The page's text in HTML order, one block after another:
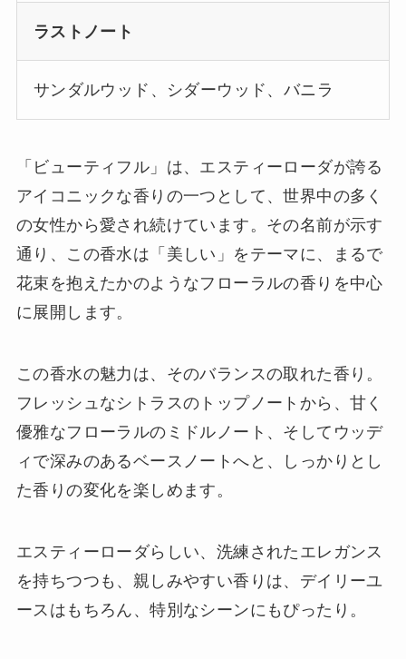
ラストノート
サンダルウッド、シダーウッド、バニラ
「ビューティフル」は、エスティーローダが誇る
アイコニックな香りの一つとして、世界中の多く
の女性から愛され続けています。その名前が示す
通り、この香水は「美しい」をテーマに、まるで
花束を抱えたかのようなフローラルの香りを中心
に展開します。
この香水の魅力は、そのバランスの取れた香り。
フレッシュなシトラスのトップノートから、甘く
優雅なフローラルのミドルノート、そしてウッデ
ィで深みのあるベースノートへと、しっかりとし
た香りの変化を楽しめます。
エスティーローダらしい、洗練されたエレガンス
を持ちつつも、親しみやすい香りは、デイリーユ
ースはもちろん、特別なシーンにもぴったり。